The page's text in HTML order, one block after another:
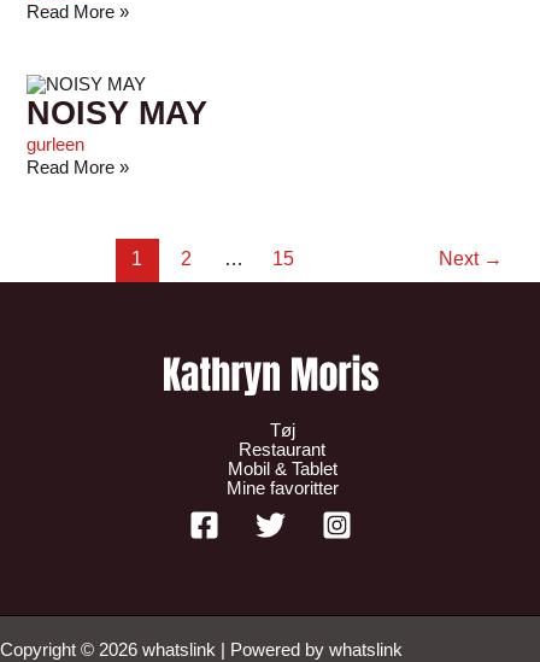
Read More »
NOISY MAY
gurleen
Read More »
1 2 … 15 Next →
Tøj
Restaurant
Mobil & Tablet
Mine favoritter
Copyright © 2026 whatslink | Powered by whatslink